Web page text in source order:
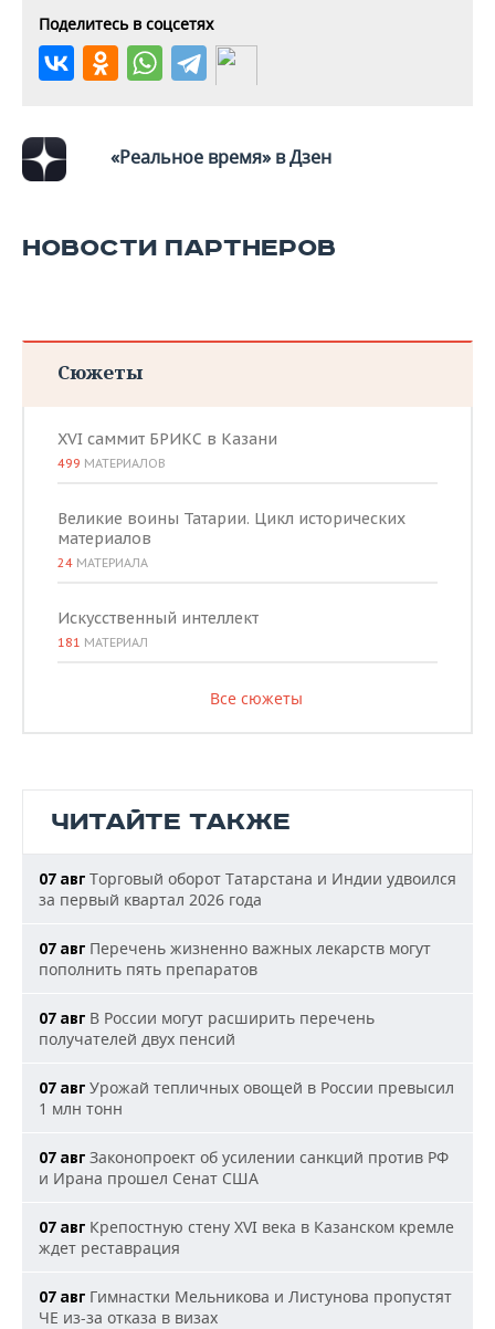
ВОЛЕЙБОЛ
КИБЕРСПОРТ
ВОДНЫЕ ВИДЫ СПОРТА
ИСТОРИЯ
КУЛЬТУРА
ОБРАЗОВАНИЕ
СПИСОК ПЕРСОН
СПИСОК КОМПАНИЙ
ПОЛНАЯ ВЕРСИЯ
Поделитесь в соцсетях
«Реальное время» в Дзен
НОВОСТИ ПАРТНЕРОВ
Сюжеты
XVI саммит БРИКС в Казани
499 МАТЕРИАЛОВ
Великие воины Татарии. Цикл исторических
материалов
24 МАТЕРИАЛА
Искусственный интеллект
181 МАТЕРИАЛ
Все сюжеты
ЧИТАЙТЕ ТАКЖЕ
07 авг Торговый оборот Татарстана и Индии удвоился
за первый квартал 2026 года
07 авг Перечень жизненно важных лекарств могут
пополнить пять препаратов
07 авг В России могут расширить перечень
получателей двух пенсий
07 авг Урожай тепличных овощей в России превысил
1 млн тонн
07 авг Законопроект об усилении санкций против РФ
и Ирана прошел Сенат США
07 авг Крепостную стену XVI века в Казанском кремле
ждет реставрация
07 авг Гимнастки Мельникова и Листунова пропустят
ЧЕ из-за отказа в визах